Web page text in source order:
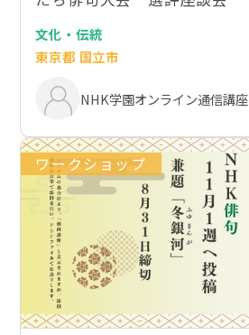
文化・伝統
東京都 国立市
NHK学園オンライン通信講座
ワークショップ